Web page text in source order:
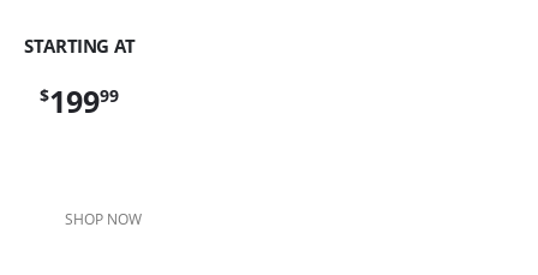
STARTING AT
$19999
SHOP NOW